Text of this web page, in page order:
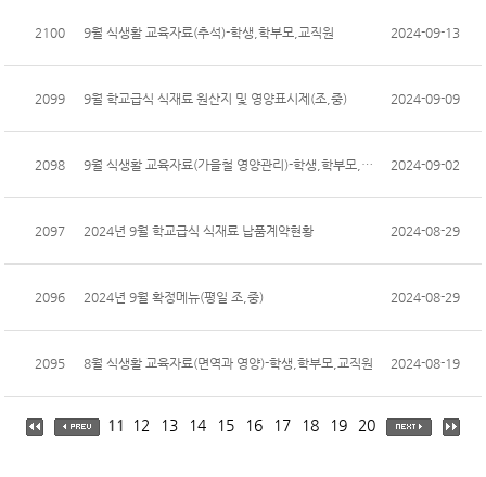
2100 9월 식생활 교육자료(추석)-학생,학부모,교직원 2024-09-13
2099 9월 학교급식 식재료 원산지 및 영양표시제(조,중) 2024-09-09
2098 9월 식생활 교육자료(가을철 영양관리)-학생,학부모,교직원 2024-09-02
2097 2024년 9월 학교급식 식재료 납품계약현황 2024-08-29
2096 2024년 9월 확정메뉴(평일 조,중) 2024-08-29
2095 8월 식생활 교육자료(면역과 영양)-학생,학부모,교직원 2024-08-19
11 12 13 14 15 16 17 18 19 20